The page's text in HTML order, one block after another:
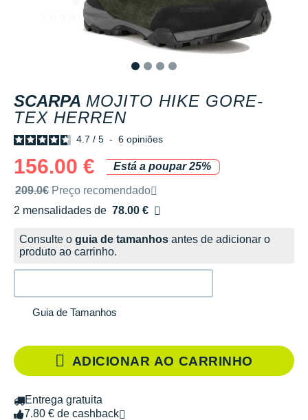
SCARPA MOJITO HIKE GORE-
TEX HERREN
4.7 / 5 - 6 opiniões
156.00 €
Está a poupar 25%
Preço de venda recomendado pela marca
209.0€ Preço recomendado
2 mensalidades de 78.00 €
sem custos
Consulte o guia de tamanhos antes de adicionar o
produto ao carrinho.
Guia de Tamanhos
ADICIONAR AO CARRINHO
Entrega gratuita
7.80 € de cashback